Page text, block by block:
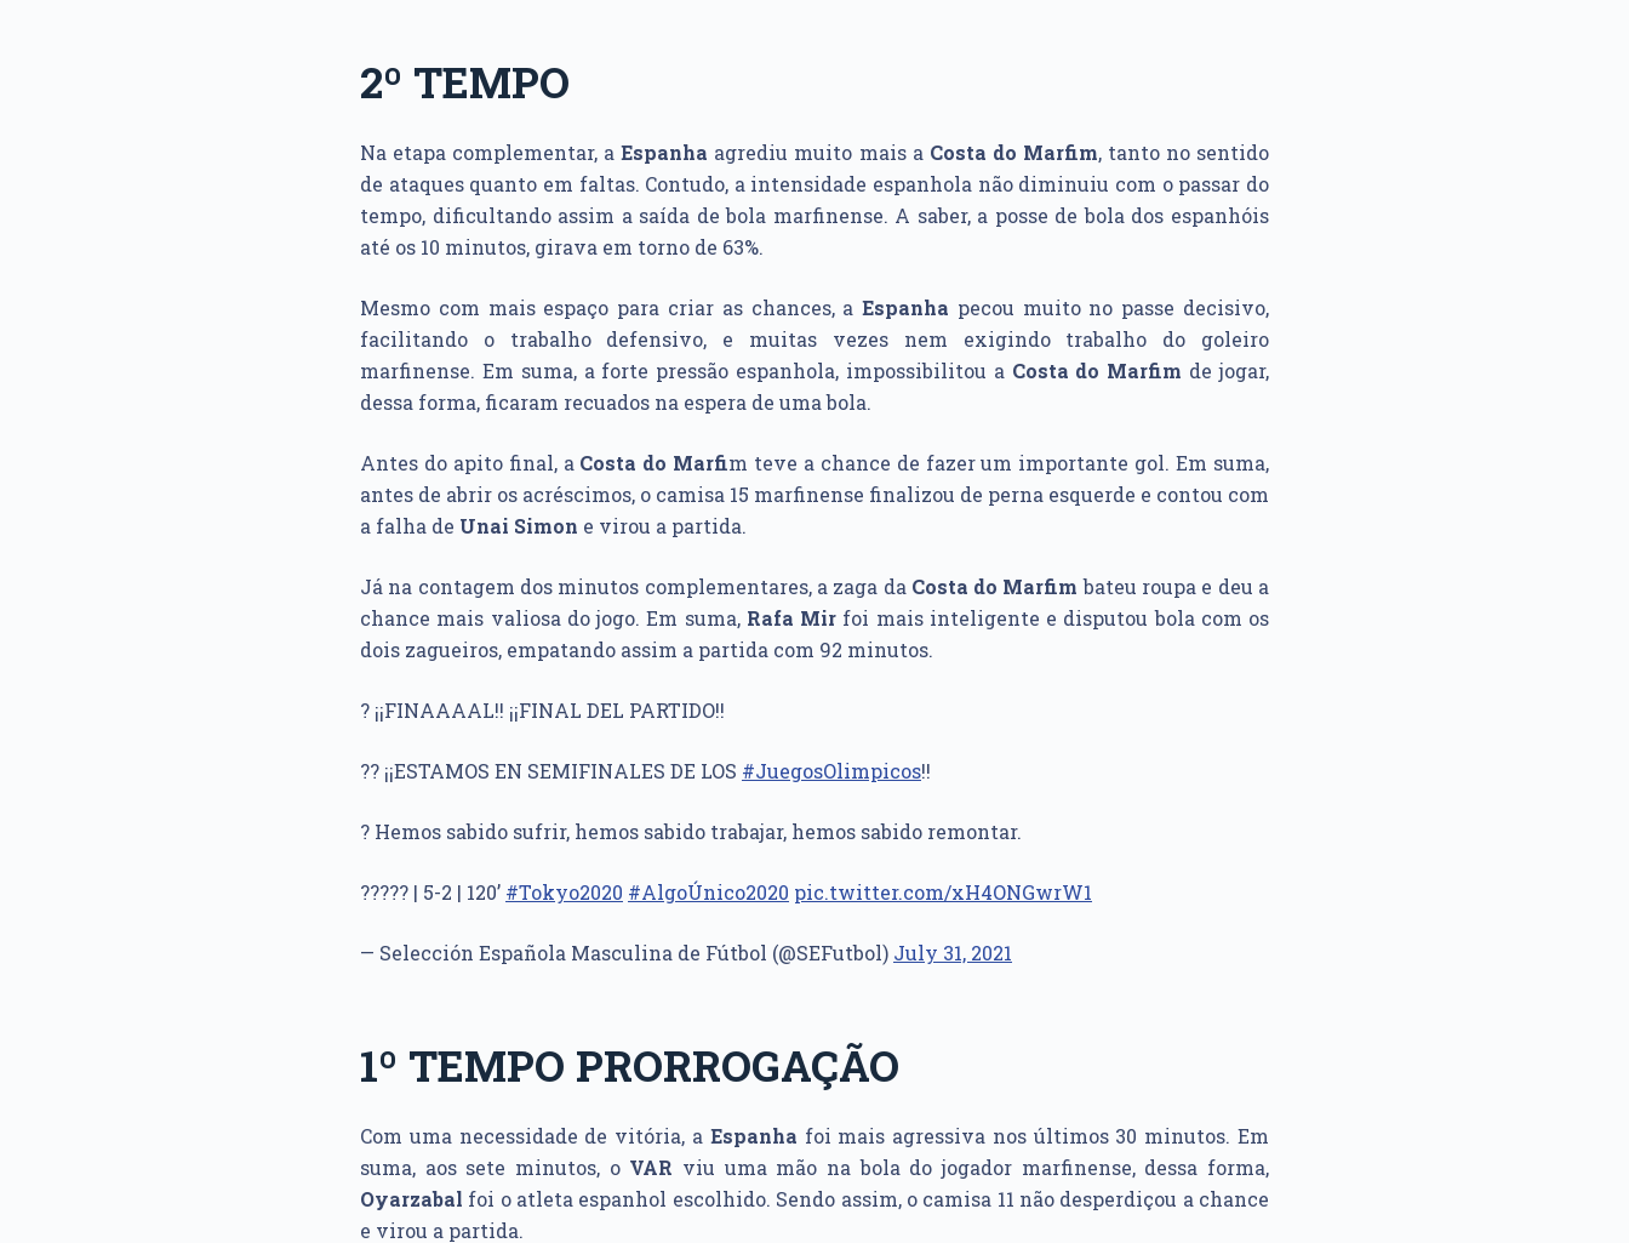
2º TEMPO
Na etapa complementar, aEspanha agrediu muito mais a Costa do Marfim, tanto no sentido
de ataques quanto em faltas. Contudo, a intensidade espanhola não diminuiu com o passar do
tempo, dificultando assim a saída de bola marfinense. A saber, a posse de bola dos espanhóis
até os 10 minutos, girava em torno de 63%.
Mesmo com mais espaço para criar as chances, aEspanha pecou muito no passe decisivo,
facilitando o trabalho defensivo, e muitas vezes nem exigindo trabalho do goleiro
marfinense. Em suma, a forte pressão espanhola, impossibilitou a Costa do Marfim de jogar,
dessa forma, ficaram recuados na espera de uma bola.
Antes do apito final, a Costa do Marfim teve a chance de fazer um importante gol. Em suma,
antes de abrir os acréscimos, o camisa 15 marfinense finalizou de perna esquerde e contou com
a falha de Unai Simon e virou a partida.
Já na contagem dos minutos complementares, a zaga da Costa do Marfim bateu roupa e deu a
chance mais valiosa do jogo. Em suma, Rafa Mir foi mais inteligente e disputou bola com os
dois zagueiros, empatando assim a partida com 92 minutos.
? ¡¡FINAAAAL!! ¡¡FINAL DEL PARTIDO!!
?? ¡¡ESTAMOS EN SEMIFINALES DE LOS #JuegosOlimpicos!!
? Hemos sabido sufrir, hemos sabido trabajar, hemos sabido remontar.
????? | 5-2 | 120’ #Tokyo2020 #AlgoÚnico2020 pic.twitter.com/xH4ONGwrW1
— Selección Española Masculina de Fútbol (@SEFutbol) July 31, 2021
1º TEMPO PRORROGAÇÃO
Com uma necessidade de vitória, a Espanha foi mais agressiva nos últimos 30 minutos. Em
suma, aos sete minutos, o VAR viu uma mão na bola do jogador marfinense, dessa forma,
Oyarzabal foi o atleta espanhol escolhido. Sendo assim, o camisa 11 não desperdiçou a chance
e virou a partida.